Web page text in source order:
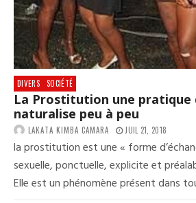
DIVERS SOCIÉTÉ
La Prostitution une pratique
naturalise peu à peu
LAKATA KIMBA CAMARA JUIL 21, 2018
la prostitution est une « forme
sexuelle, ponctuelle, explicite et
Elle est un phénomène présent dans